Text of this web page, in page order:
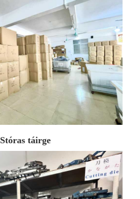
Stóras táirge